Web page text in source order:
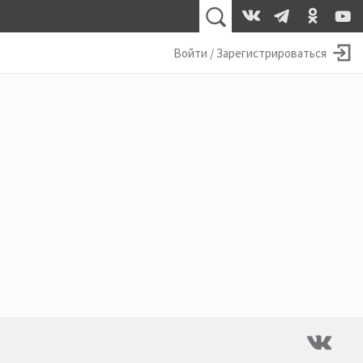
Войти / Зарегистрироваться